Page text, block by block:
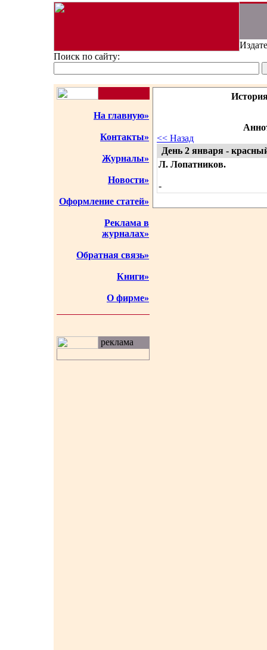
Поиск по сайту:
На главную»
Контакты»
Журналы»
Новости»
Оформление статей»
Реклама в
журналах»
Обратная связь»
Книги»
О фирме»
реклама
<< Назад
День 2 января -
Л. Лопатников.
-